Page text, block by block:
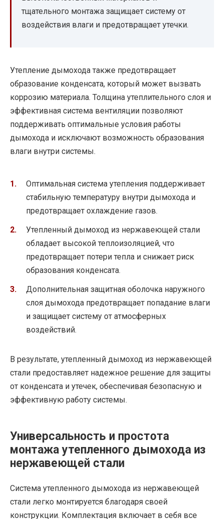
тщательного монтажа защищает систему от
воздействия влаги и предотвращает утечки.
Утепление дымохода также предотвращает
образование конденсата, который может вызвать
коррозию материала. Толщина утеплительного слоя и
эффективная система вентиляции позволяют
поддерживать оптимальные условия работы
дымохода и исключают возможность образования
влаги внутри системы.
Оптимальная система утепления поддерживает
стабильную температуру внутри дымохода и
предотвращает охлаждение газов.
Утепленный дымоход из нержавеющей стали
обладает высокой теплоизоляцией, что
предотвращает потери тепла и снижает риск
образования конденсата.
Дополнительная защитная оболочка наружного
слоя дымохода предотвращает попадание влаги
и защищает систему от атмосферных
воздействий.
В результате, утепленный дымоход из нержавеющей
стали предоставляет надежное решение для защиты
от конденсата и утечек, обеспечивая безопасную и
эффективную работу системы.
Универсальность и простота
монтажа утепленного дымохода из
нержавеющей стали
Система утепленного дымохода из нержавеющей
стали легко монтируется благодаря своей
конструкции. Комплектация включает в себя все